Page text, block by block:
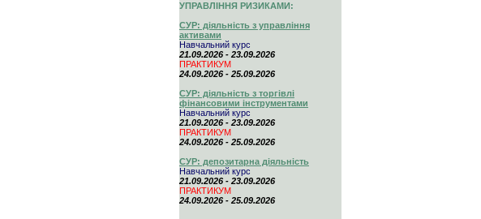
УПРАВЛІННЯ РИЗИКАМИ:
СУР: діяльність з управління
активами
Навчальний курс
21.09.2026 - 23.09.2026
ПРАКТИКУМ
24.09.2026 - 25.09.2026
СУР: діяльність з торгівлі
фінансовими інструментами
Навчальний курс
21.09.2026 - 23.09.2026
ПРАКТИКУМ
24.09.2026 - 25.09.2026
СУР: депозитарна діяльність
Навчальний курс
21.09.2026 - 23.09.2026
ПРАКТИКУМ
24.09.2026 - 25.09.2026